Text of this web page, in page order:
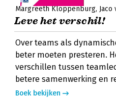
Margreeth Kloppenburg
Leve het verschil!
Over teams als
beter moeten presteren.
verschillen tussen
betere samenwerking en
Boek bekijken